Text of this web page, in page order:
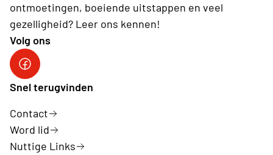
ontmoetingen, boeiende uitstappen en veel
gezelligheid? Leer ons kennen!
Volg ons
Facebook Neos Knokke-Heist
Snel terugvinden
Contact
Word lid
Nuttige Links